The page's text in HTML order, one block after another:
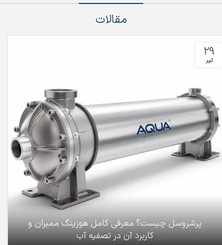
مقالات
29
تیر
پرشروسل چیست؟ معرفی کامل هوزینگ ممبران و
کاربرد آن در تصفیه آب